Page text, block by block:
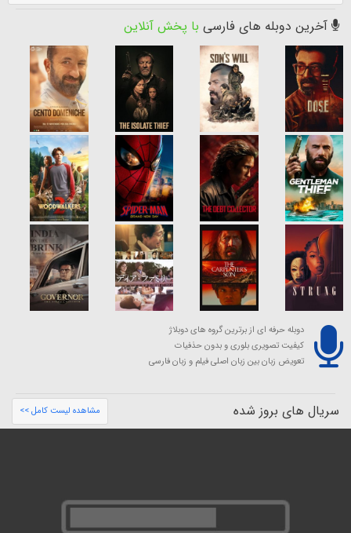
آخرین دوبله های فارسی با پخش آنلاین
دوبله حرفه ای از برترین گروه های دوبلاژ
کیفیت تصویری بلوری و بدون حذفیات
تعویض زبان بین زبان اصلی فیلم و زبان فارسی
سریال های بروز شده مشاهده لیست کامل >>